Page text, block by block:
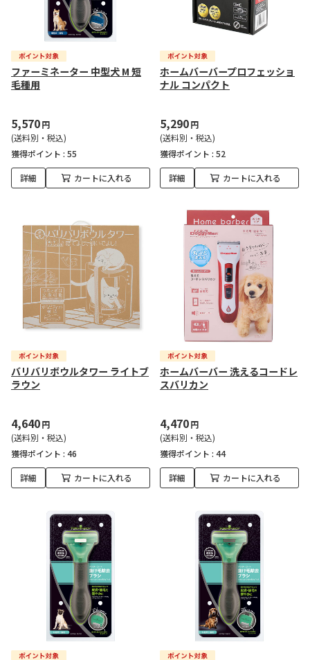
ファーミネーター 中型犬 M 短
毛種用
5,570円
(送料別・税込)
獲得ポイント : 55
詳細 カートに入れる
ホームバーバープロフェッショ
ナル コンパクト
5,290円
(送料別・税込)
獲得ポイント : 52
詳細 カートに入れる
バリバリボウルタワー ライトブ
ラウン
4,640円
(送料別・税込)
獲得ポイント : 46
詳細 カートに入れる
ホームバーバー 洗えるコードレ
スバリカン
4,470円
(送料別・税込)
獲得ポイント : 44
詳細 カートに入れる